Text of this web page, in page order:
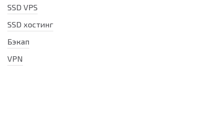
SSD VPS
SSD хостинг
Бэкап
VPN